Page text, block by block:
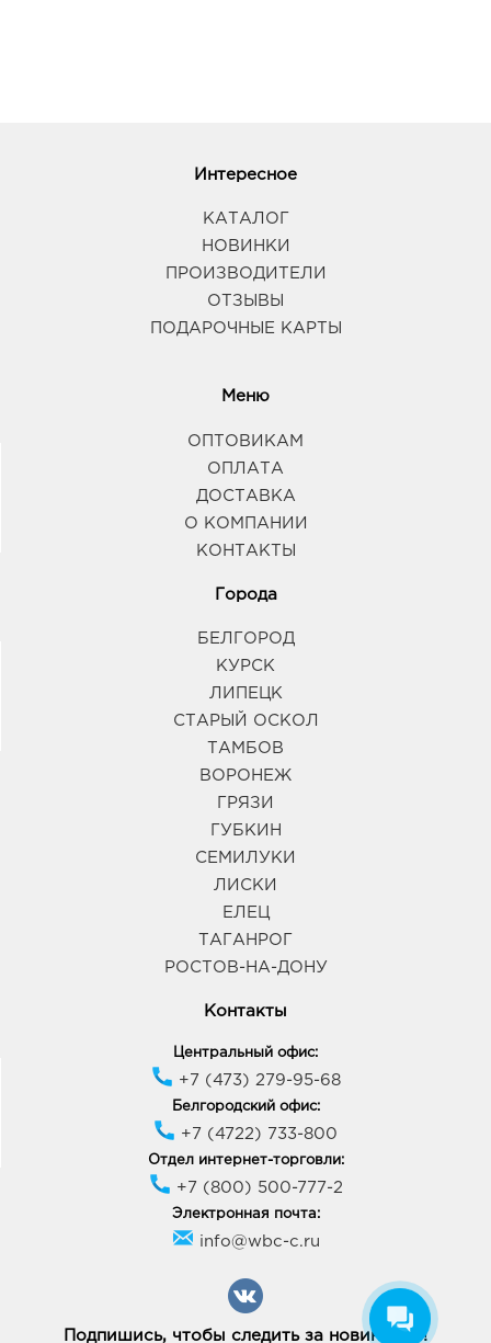
Интересное
КАТАЛОГ
НОВИНКИ
ПРОИЗВОДИТЕЛИ
ОТЗЫВЫ
ПОДАРОЧНЫЕ КАРТЫ
Меню
ОПТОВИКАМ
ОПЛАТА
ДОСТАВКА
О КОМПАНИИ
КОНТАКТЫ
Города
БЕЛГОРОД
КУРСК
ЛИПЕЦК
СТАРЫЙ ОСКОЛ
ТАМБОВ
ВОРОНЕЖ
ГРЯЗИ
ГУБКИН
СЕМИЛУКИ
ЛИСКИ
ЕЛЕЦ
ТАГАНРОГ
РОСТОВ-НА-ДОНУ
Контакты
Центральный офис:
+7 (473) 279-95-68
Белгородский офис:
+7 (4722) 733-800
Отдел интернет-торговли:
+7 (800) 500-777-2
Электронная почта:
info@wbc-c.ru
Подпишись, чтобы следить за новинками!